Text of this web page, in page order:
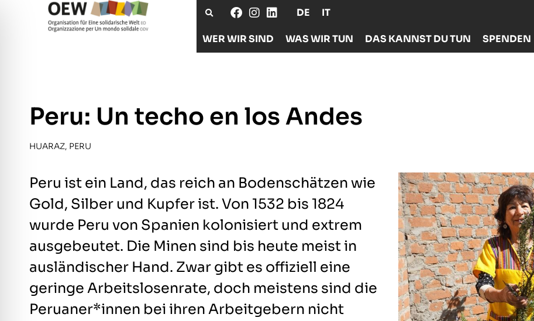
DE IT
WER WIR SIND WAS WIR TUN DAS KANNST DU TUN SPENDEN
Peru: Un techo en los Andes
HUARAZ, PERU
Peru ist ein Land, das reich an Bodenschätzen wie
Gold, Silber und Kupfer ist. Von 1532 bis 1824
wurde Peru von Spanien kolonisiert und extrem
ausgebeutet. Die Minen sind bis heute meist in
ausländischer Hand. Zwar gibt es offiziell eine
geringe Arbeitslosenrate, doch meistens sind die
Peruaner*innen bei ihren Arbeitgebern nicht